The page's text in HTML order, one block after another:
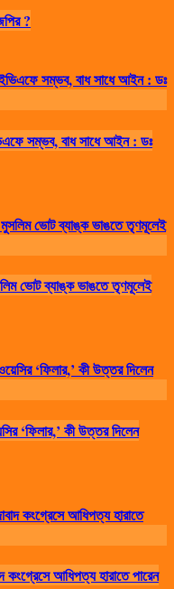
?
সম্ভব, বাধ সাধে আইন : ডঃ
ভোট ব্যাঙ্ক ভাঙতে তৃণমূলেই
‘ফিলার,’ কী উত্তর দিলেন
কংগ্রেসে আধিপত্য হারাতে পারেন